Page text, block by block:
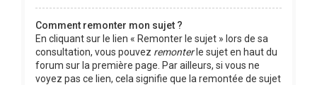
Comment remonter mon sujet ?
En cliquant sur le lien « Remonter le sujet » lors de sa
consultation, vous pouvez remonterle sujet en haut du
forum sur la première page. Par ailleurs, si vous ne
voyez pas ce lien, cela signifie que la remontée de sujet